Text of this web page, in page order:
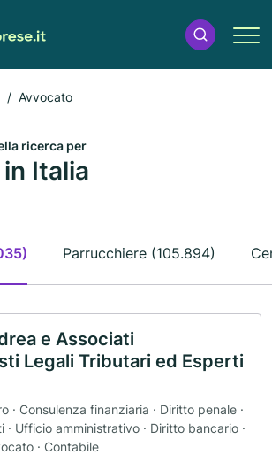
Avvocato
ricerca per
Italia
Parrucchiere (105.894)
e Associati
Legali Tributari ed Esperti
· Consulenza finanziaria · Diritto penale ·
· Ufficio amministrativo · Diritto bancario ·
· Contabile